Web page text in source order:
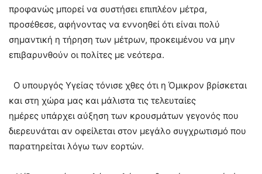
προφανώς μπορεί να συστήσει επιπλέον μέτρα,
προσέθεσε, αφήνοντας να εννοηθεί ότι είναι πολύ
σημαντική η τήρηση των μέτρων, προκειμένου να μην
επιβαρυνθούν οι πολίτες με νεότερα.
Ο υπουργός Υγείας τόνισε χθες ότι η Όμικρον βρίσκεται
και στη χώρα μας και μάλιστα τις τελευταίες
ημέρες υπάρχει αύξηση των κρουσμάτων γεγονός που
διερευνάται αν οφείλεται στον μεγάλο συγχρωτισμό που
παρατηρείται λόγω των εορτών.